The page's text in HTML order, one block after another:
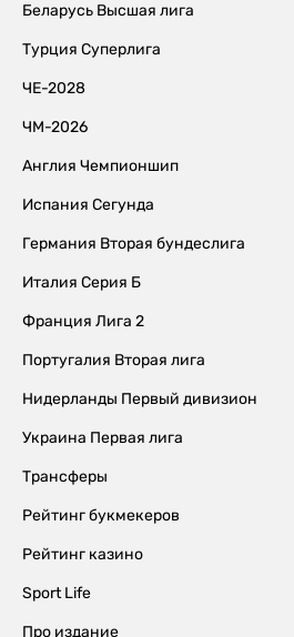
Беларусь Высшая лига
Турция Суперлига
ЧЕ-2028
ЧМ-2026
Англия Чемпионшип
Испания Сегунда
Германия Вторая бундеслига
Италия Серия Б
Франция Лига 2
Португалия Вторая лига
Нидерланды Первый дивизион
Украина Первая лига
Трансферы
Рейтинг букмекеров
Рейтинг казино
Sport Life
Про издание